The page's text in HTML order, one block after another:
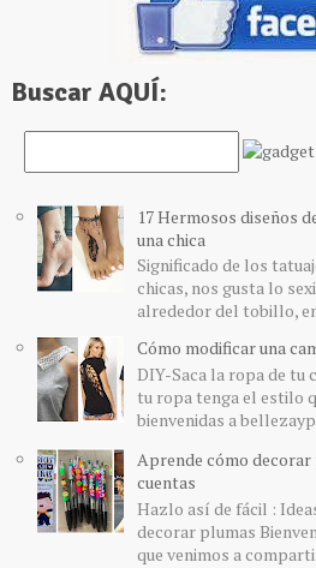
Buscar AQUÍ:
17 Hermosos diseños
una chica
Significado de los
chicas, nos gusta lo
alrededor del tobillo,
Cómo modificar una
DIY-Saca la ropa de tu
tu ropa tenga el estilo
bienvenidas a
Aprende cómo
cuentas
Hazlo así de fácil :
decorar plumas
que venimos a